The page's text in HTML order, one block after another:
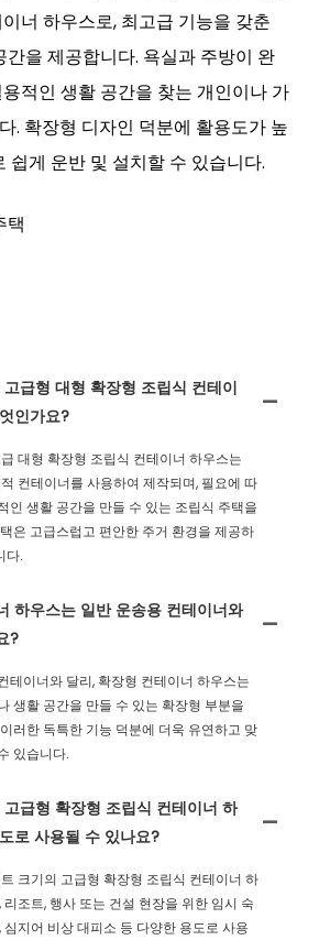
너 하우스로, 최고급 기능을 갖춘
간을 제공합니다. 욕실과 주방이 완
적인 생활 공간을 찾는 개인이나 가
. 확장형 디자인 덕분에 활용도가 높
쉽게 운반 및 설치할 수 있습니다.
택
급형 대형 확장형 조립식 컨테이
인가요?
대형 확장형 조립식 컨테이너 하우스는
컨테이너를 사용하여 제작되며, 필요에 따
인 생활 공간을 만들 수 있는 조립식 주택을
은 고급스럽고 편안한 주거 환경을 제공하
다.
하우스는 일반 운송용 컨테이너와
?
테이너와 달리, 확장형 컨테이너 하우스는
생활 공간을 만들 수 있는 확장형 부분을
러한 독특한 기능 덕분에 더욱 유연하고 맞
있습니다.
급형 확장형 조립식 컨테이너 하
로 사용될 수 있나요?
크기의 고급형 확장형 조립식 컨테이너 하
리조트, 행사 또는 건설 현장을 위한 임시 숙
심지어 비상 대피소 등 다양한 용도로 사용